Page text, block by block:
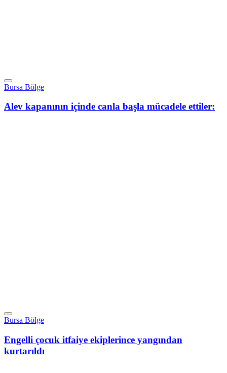
Bursa Bölge
Alev kapanının içinde canla başla mücadele ettiler:
Bursa Bölge
Engelli çocuk itfaiye ekiplerince yangından
kurtarıldı